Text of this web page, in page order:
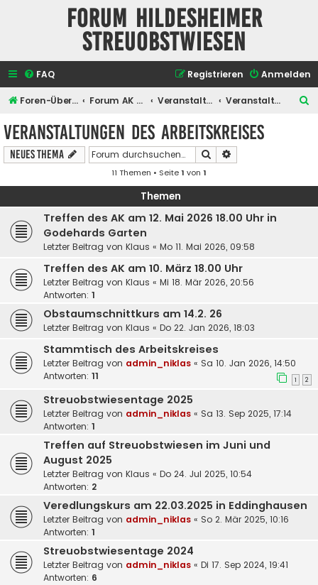
Forum Hildesheimer
Streuobstwiesen
FAQ Anmelden
Registrieren
Foren-Übersicht Forum AK Hildesheimer Streuobstwiesen Veranstaltungen Veranstaltungen des Arbeitskreises
Veranstaltungen des Arbeitskreises
Neues Thema Suche
11 Themen • Seite1 von 1
Themen
Treffen des AK am 12. Mai 2026 18.00 Uhr in
Godehards Garten
Letzter Beitrag von Klaus « Mo 11. Mai 2026, 09:58
Treffen des AK am 10. März 18.00 Uhr
Letzter Beitrag von Klaus « Mi 18. Mär 2026, 20:56
Antworten: 1
Obstaumschnittkurs am 14.2. 26
Letzter Beitrag von Klaus « Do 22. Jan 2026, 18:03
Stammtisch des Arbeitskreises
Letzter Beitrag von admin_niklas « Sa 10. Jan 2026, 14:50
Antworten: 11 1 2
Streuobstwiesentage 2025
Letzter Beitrag von admin_niklas « Sa 13. Sep 2025, 17:14
Antworten: 1
Treffen auf Streuobstwiesen im Juni und
August 2025
Letzter Beitrag von Klaus « Do 24. Jul 2025, 10:54
Antworten: 2
Veredlungskurs am 22.03.2025 in Eddinghausen
Letzter Beitrag von admin_niklas « So 2. Mär 2025, 10:16
Antworten: 1
Streuobstwiesentage 2024
Letzter Beitrag von admin_niklas « Di 17. Sep 2024, 19:41
Antworten: 6